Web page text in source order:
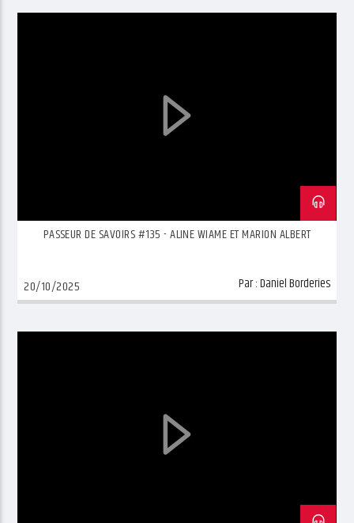
PASSEUR DE SAVOIRS #135 - ALINE WIAME ET MARION ALBERT
20/10/2025 Par :Daniel Borderies